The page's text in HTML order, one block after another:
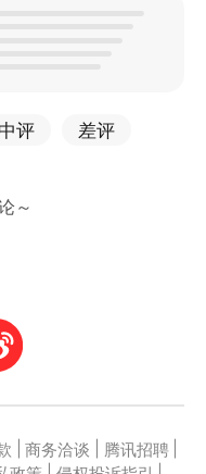
中评 差评
商务洽谈 腾讯招聘